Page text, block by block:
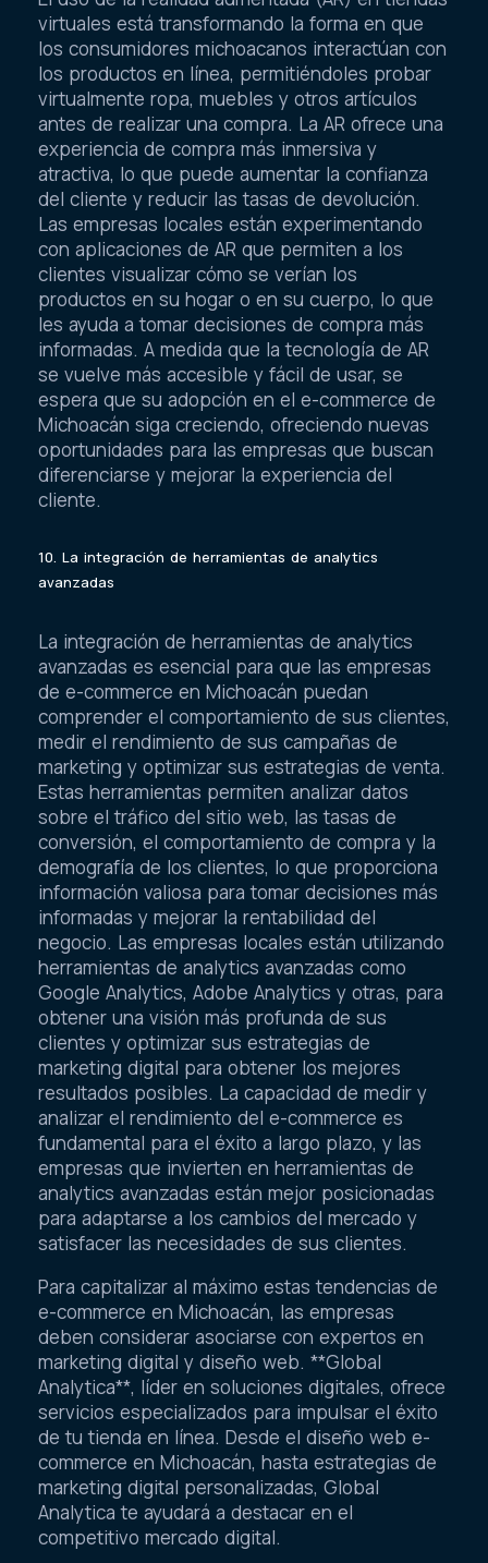
El uso de la realidad aumentada (AR) en tiendas
virtuales está transformando la forma en que
los consumidores michoacanos interactúan con
los productos en línea, permitiéndoles probar
virtualmente ropa, muebles y otros artículos
antes de realizar una compra. La AR ofrece una
experiencia de compra más inmersiva y
atractiva, lo que puede aumentar la confianza
del cliente y reducir las tasas de devolución.
Las empresas locales están experimentando
con aplicaciones de AR que permiten a los
clientes visualizar cómo se verían los
productos en su hogar o en su cuerpo, lo que
les ayuda a tomar decisiones de compra más
informadas. A medida que la tecnología de AR
se vuelve más accesible y fácil de usar, se
espera que su adopción en el e-commerce de
Michoacán siga creciendo, ofreciendo nuevas
oportunidades para las empresas que buscan
diferenciarse y mejorar la experiencia del
cliente.
10. La integración de herramientas de analytics
La integración de herramientas de analytics
avanzadas es esencial para que las empresas
de e-commerce en Michoacán puedan
comprender el comportamiento de sus clientes,
medir el rendimiento de sus campañas de
marketing y optimizar sus estrategias de venta.
Estas herramientas permiten analizar datos
sobre el tráfico del sitio web, las tasas de
conversión, el comportamiento de compra y la
demografía de los clientes, lo que proporciona
información valiosa para tomar decisiones más
informadas y mejorar la rentabilidad del
negocio. Las empresas locales están utilizando
herramientas de analytics avanzadas como
Google Analytics, Adobe Analytics y otras, para
obtener una visión más profunda de sus
clientes y optimizar sus estrategias de
marketing digital para obtener los mejores
resultados posibles. La capacidad de medir y
analizar el rendimiento del e-commerce es
fundamental para el éxito a largo plazo, y las
empresas que invierten en herramientas de
analytics avanzadas están mejor posicionadas
para adaptarse a los cambios del mercado y
satisfacer las necesidades de sus clientes.
Para capitalizar al máximo estas tendencias de
e-commerce en Michoacán, las empresas
deben considerar asociarse con expertos en
marketing digital y diseño web. **Global
Analytica**, líder en soluciones digitales, ofrece
servicios especializados para impulsar el éxito
de tu tienda en línea. Desde el diseño web e-
commerce en Michoacán, hasta estrategias de
marketing digital personalizadas, Global
Analytica te ayudará a destacar en el
competitivo mercado digital.